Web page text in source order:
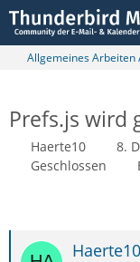
Allgemeines Arbeiten
Prefs.js wird
Haerte10
8.
Geschlossen
Haerte10